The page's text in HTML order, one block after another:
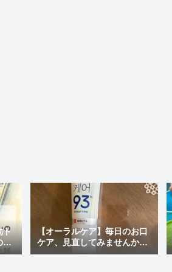
ト
最
い
【オーラルケア】毎日のお口
ケア、見直してみませんか？
おすすめの市販歯磨き粉＆韓